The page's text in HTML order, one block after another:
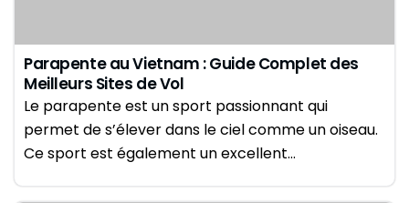
Parapente au Vietnam : Guide Complet des
Meilleurs Sites de Vol
Le parapente est un sport passionnant qui
permet de s’élever dans le ciel comme un oiseau.
Ce sport est également un excellent…